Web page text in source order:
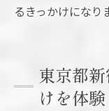
るきっかけになり
東京都
けを体験